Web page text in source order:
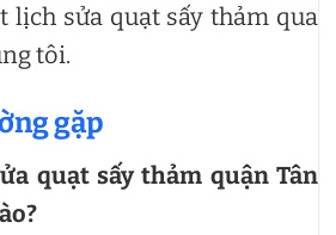
lịch sửa quạt sấy thảm qua
tôi.
gặp
quạt sấy thảm quận Tân